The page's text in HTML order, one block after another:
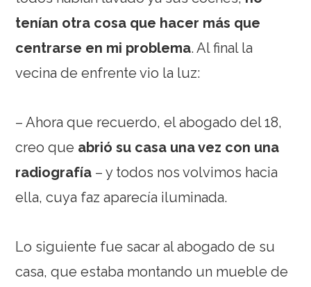
tenían otra cosa que hacer más que
centrarse en mi problema. Al final la
vecina de enfrente vio la luz:
– Ahora que recuerdo, el abogado del 18,
creo que abrió su casa una vez con una
radiografía – y todos nos volvimos hacia
ella, cuya faz aparecía iluminada.
Lo siguiente fue sacar al abogado de su
casa, que estaba montando un mueble de